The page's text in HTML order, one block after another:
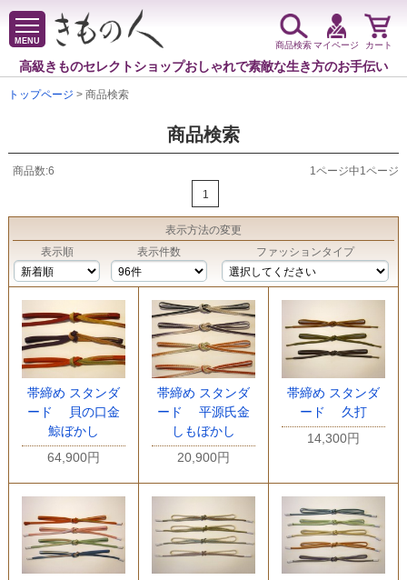
MENU
高級きものセレクトショップおしゃれで素敵な生き方のお手伝い
商品検索マイページ カート
トップページ > 商品検索
商品検索
商品数:6
1ページ中1ページ
1
表示方法の変更
表示順
表示件数 ファッションタイプ
帯締め スタンダ
ード 貝の口金
鯨ぼかし
64,900円
帯締め スタンダ
ード 平源氏金
しもぼかし
20,900円
帯締め スタンダ
ード 久打
14,300円